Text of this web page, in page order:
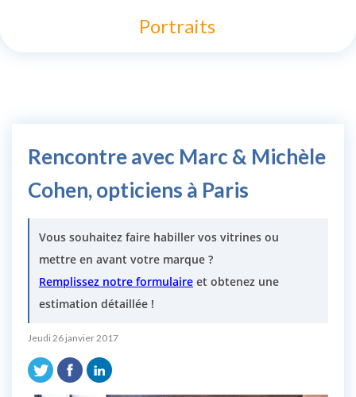
Portraits
Rencontre avec Marc & Michèle
Cohen, opticiens à Paris
Vous souhaitez faire habiller vos vitrines ou
mettre en avant votre marque ?
Remplissez notre formulaire et obtenez une
estimation détaillée !
Jeudi 26 janvier 2017